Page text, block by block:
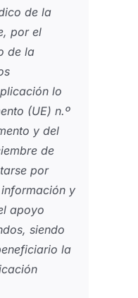
de la
por el
de la
lo
(UE) n.º
y del
de
por
y
apoyo
siendo
la